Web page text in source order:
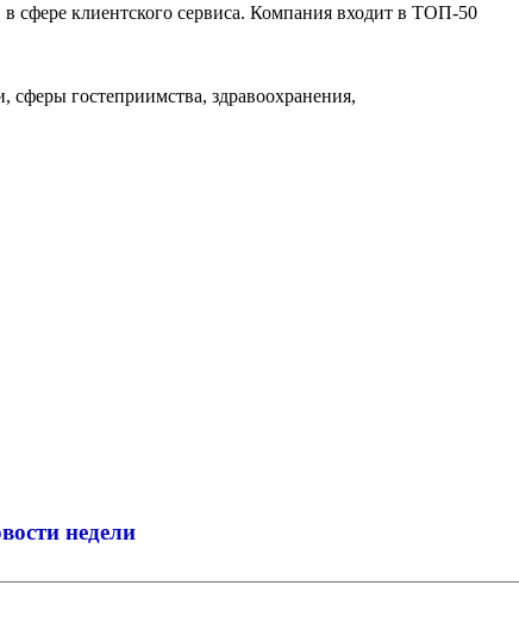
сфере клиентского сервиса. Компания входит в ТОП-50
гостеприимства, здравоохранения,
недели